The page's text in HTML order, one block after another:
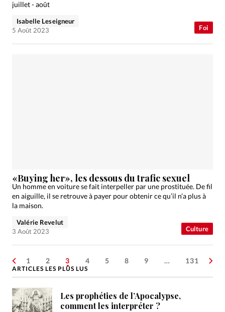
Foi
juillet - août
Isabelle Leseigneur
5 Août 2023
Culture
«Buying her», les dessous du trafic sexuel
Un homme en voiture se fait interpeller par une prostituée. De fil
en aiguille, il se retrouve à payer pour obtenir ce qu’il n’a plus à
la maison.
Valérie Revelut
3 Août 2023
1 2 3 4 5 8 9 … 131
ARTICLES LES PLUS LUS
Les prophéties de l’Apocalypse,
comment les interpréter ?